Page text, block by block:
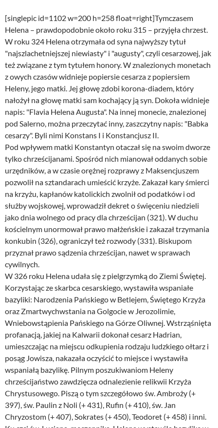
[singlepic id=1102 w=200 h=258 float=right]Tymczasem
Helena – prawdopodobnie około roku 315 – przyjęła chrzest.
W roku 324 Helena otrzymała od syna najwyższy tytuł
"najszlachetniejszej niewiasty" i "augusty", czyli cesarzowej, jak
też związane z tym tytułem honory. W znalezionych monetach
z owych czasów widnieje popiersie cesarza z popiersiem
Heleny, jego matki. Jej głowę zdobi korona-diadem, który
nałożył na głowę matki sam kochający ją syn. Dokoła widnieje
napis: "Flavia Helena Augusta". Na innej monecie, znalezionej
pod Salerno, można przeczytać inny, zaszczytny napis: "Babka
cesarzy". Byli nimi Konstans I i Konstancjusz II.
Pod wpływem matki Konstantyn otaczał się na swoim dworze
tylko chrześcijanami. Spośród nich mianował oddanych sobie
urzędników, a w czasie orężnej rozprawy z Maksencjuszem
pozwolił na sztandarach umieścić krzyże. Zakazał kary śmierci
na krzyżu, kapłanów katolickich zwolnił od podatków i od
służby wojskowej, wprowadził dekret o święceniu niedzieli
jako dnia wolnego od pracy dla chrześcijan (321). W duchu
kościelnym unormował prawo małżeńskie i zakazał trzymania
konkubin (326), ograniczył też rozwody (331). Biskupom
przyznał prawo sądzenia chrześcijan, nawet w sprawach
cywilnych.
W 326 roku Helena udała się z pielgrzymką do Ziemi Świętej.
Korzystając ze skarbca cesarskiego, wystawiła wspaniałe
bazyliki: Narodzenia Pańskiego w Betlejem, Świętego Krzyża
oraz Zmartwychwstania na Golgocie w Jerozolimie,
Wniebowstąpienia Pańskiego na Górze Oliwnej. Wstrząśnięta
profanacją, jakiej na Kalwarii dokonał cesarz Hadrian,
umieszczając na miejscu odkupienia rodzaju ludzkiego ołtarz i
posąg Jowisza, nakazała oczyścić to miejsce i wystawiła
wspaniałą bazylikę. Pilnym poszukiwaniom Heleny
chrześcijaństwo zawdzięcza odnalezienie relikwii Krzyża
Chrystusowego. Piszą o tym szczegółowo św. Ambroży (+
397), św. Paulin z Noli (+ 431), Rufin (+ 410), św. Jan
Chryzostom (+ 407), Sokrates (+ 450), Teodoret (+ 458) i inni.